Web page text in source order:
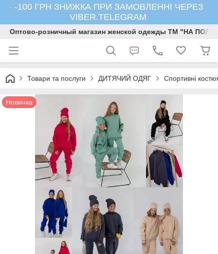
-100 ГРН ЗНИЖКА ПРИ ЗАМОВЛЕННІ ЧЕРЕЗ
VIBER.TELEGRAM
Оптово-розничный магазин женской одежды ТМ "НА
Товари та послуги ДИТЯЧИЙ ОДЯГ Спортивні
Новинка